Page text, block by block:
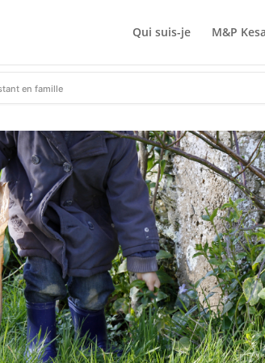
Qui suis-je M&P
en famille